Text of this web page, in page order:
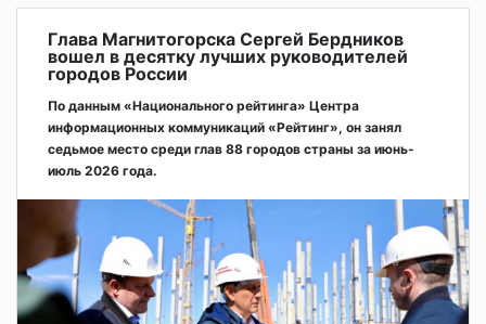
Глава Магнитогорска Сергей Бердников
вошел в десятку лучших руководителей
городов России
По данным «Национального рейтинга» Центра
информационных коммуникаций «Рейтинг», он занял
седьмое место среди глав 88 городов страны за июнь-
июль 2026 года.